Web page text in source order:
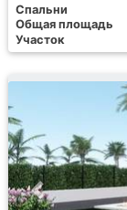
Спальни
Общая площадь
Участок